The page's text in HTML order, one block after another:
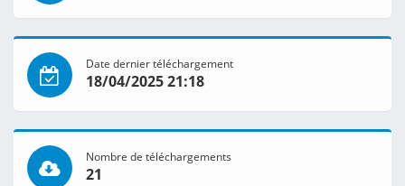
Date dernier téléchargement
18/04/2025 21:18
Nombre de téléchargements
21